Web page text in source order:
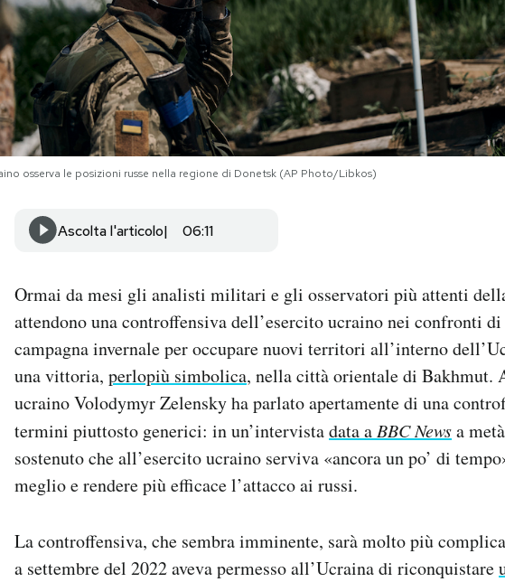
osserva le posizioni russe nella regione di Donetsk (AP Photo/Libkos)
Ascolta l'articolo 06:11
Ormai da mesi gli analisti militari e gli osservatori più attenti
attendono una controffensiva dell’esercito ucraino nei confronti
campagna invernale per occupare nuovi territori all’interno
una vittoria, perlopiù simbolica, nella città orientale di Bakhmut.
ucraino Volodymyr Zelensky ha parlato apertamente di una
termini piuttosto generici: in un’intervistadata aBBC Newsa
sostenuto che all’esercito ucraino serviva «ancora un po’ di
meglio e rendere più efficace l’attacco ai russi.
La controffensiva, che sembra imminente, sarà molto più
a settembre del 2022 aveva permesso all’Ucraina di riconquistare